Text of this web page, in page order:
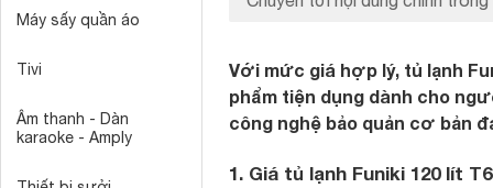
Máy sấy quần áo
Tivi
Âm thanh - Dàn
karaoke - Amply
Với mức giá hợp lý, tủ lạnh
phẩm tiện dụng dành cho
công nghệ bảo quản cơ bản
1. Giá tủ lạnh Funiki 120 lít